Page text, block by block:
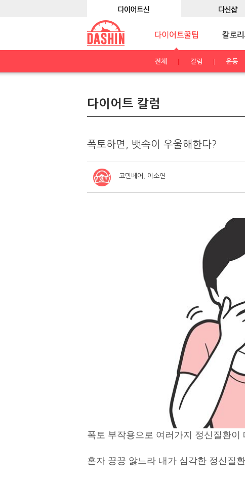
전체 칼럼 운동
다이어트 칼럼
폭토하면, 뱃속이 우울해한다?
고민베어, 이소연
폭토 부작용으로 여러가지 정신질환
혼자 끙끙 앓느라 내가 심각한 정신질